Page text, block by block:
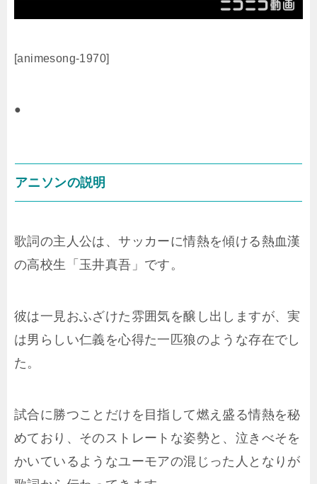
[animesong-1970]
●
アニソンの説明
歌詞の主人公は、サッカーに情熱を傾ける熱血漢
の高校生「玉井真吾」です。
彼は一見おふざけた雰囲気を醸し出しますが、実
は男らしい仁義を心得た一匹狼のような存在でし
た。
試合に勝つことだけを目指して燃え盛る情熱を秘
めており、そのストレートな姿勢と、泣きべそを
かいているようなユーモアの混じった人となりが